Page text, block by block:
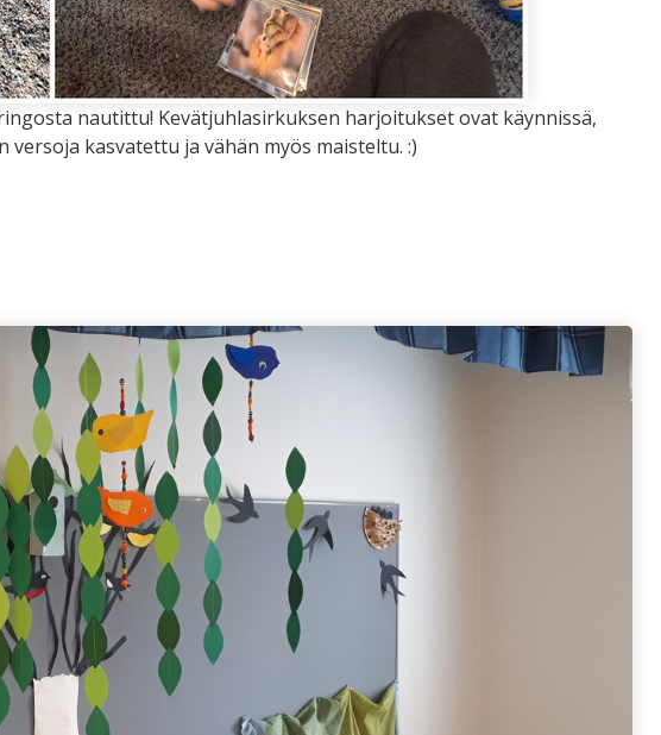
nautittu! Kevätjuhlasirkuksen harjoitukset ovat käynnissä,
kasvatettu ja vähän myös maisteltu. :)